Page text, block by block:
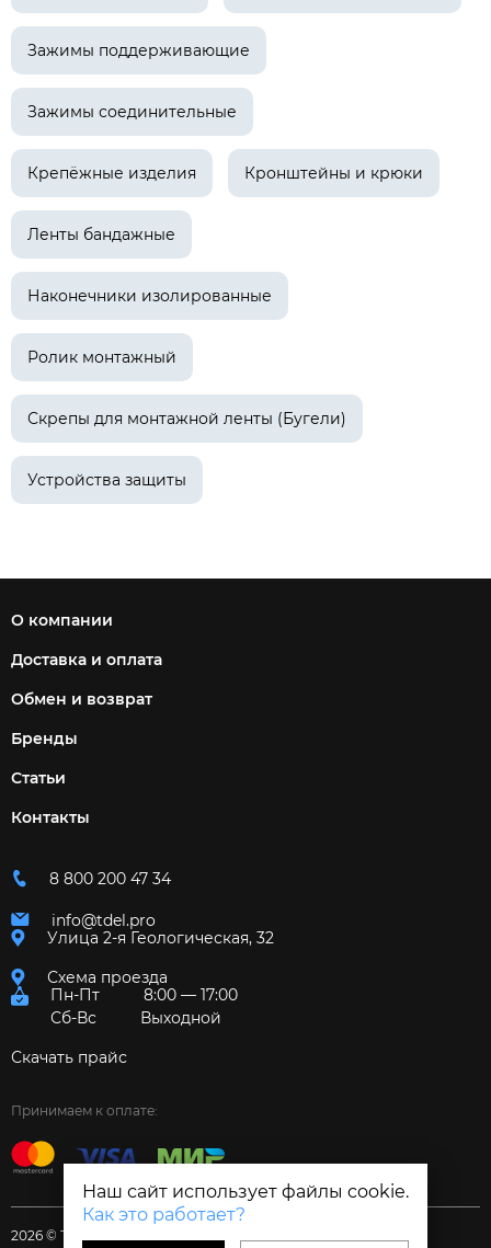
Наш сайт использует файлы cookie.
Как это работает?
Зажимы поддерживающие
Зажимы соединительные
Крепёжные изделия Кронштейны и крюки
Ленты бандажные
Наконечники изолированные
Ролик монтажный
Скрепы для монтажной ленты (Бугели)
Устройства защиты
О компании
Доставка и оплата
Обмен и возврат
Бренды
Статьи
Контакты
8 800 200 47 34
info@tdel.pro
Улица 2-я Геологическая, 32
Схема проезда
Пн-Пт
8:00 — 17:00
Сб-Вс
Выходной
Скачать прайс
Принимаем к оплате:
2026 © Торговый дом «Электрум»